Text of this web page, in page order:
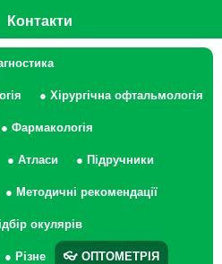
Контакти
● Хірургічна офтальмологія
● Фармакологія
● Атласи ● Підручники
● Методичні рекомендації
окулярів
● Різне 👓 ОПТОМЕТРІЯ